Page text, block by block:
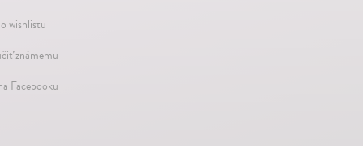
wishlistu
známemu
Facebooku